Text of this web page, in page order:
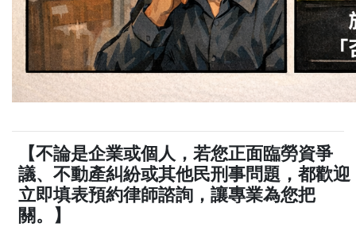
【不論是企業或個人，若您正面臨勞資爭
議、不動產糾紛或其他民刑事問題，都歡迎
立即填表預約律師諮詢，讓專業為您把
關。】